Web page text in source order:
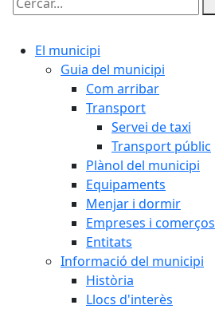
Cercar:
El municipi
Guia del municipi
Com arribar
Transport
Servei de taxi
Transport públic
Plànol del municipi
Equipaments
Menjar i dormir
Empreses i comerços
Entitats
Informació del municipi
Història
Llocs d'interès